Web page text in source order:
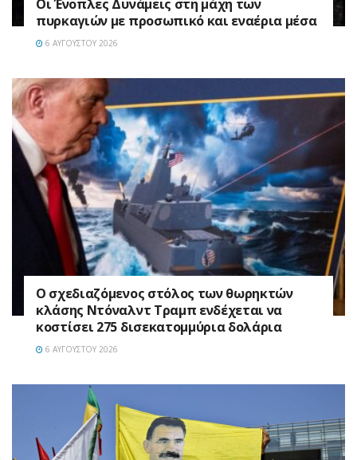
Οι Ένοπλες Δυνάμεις στη μάχη των
πυρκαγιών με προσωπικό και εναέρια μέσα
6 ΑΥΓΟΎΣΤΟΥ 2026
Ο σχεδιαζόμενος στόλος των θωρηκτών
κλάσης Ντόναλντ Τραμπ ενδέχεται να
κοστίσει 275 δισεκατομμύρια δολάρια
6 ΑΥΓΟΎΣΤΟΥ 2026